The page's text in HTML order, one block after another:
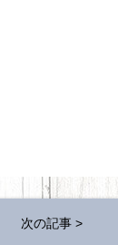
次の記事 >